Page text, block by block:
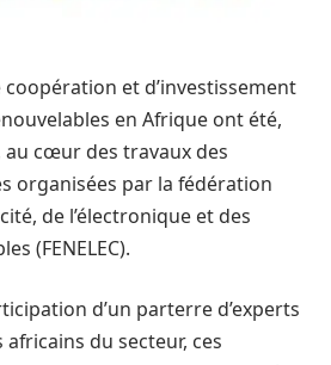
et d’investissement
en Afrique ont été,
au cœur des travaux des
organisées par la fédération
de l’électronique et des
(FENELEC).
d’un parterre d’experts
du secteur, ces